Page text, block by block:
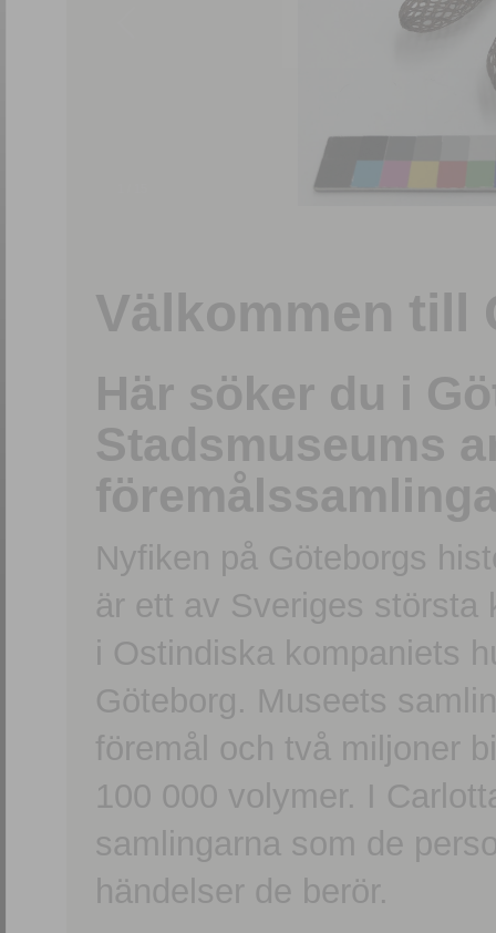
Välkommen till
Här söker du i
Stadsmuseums
Nyfiken på Göteborgs
är ett av Sveriges största
i Ostindiska kompaniets
Göteborg. Museets
föremål och två miljoner
100 000 volymer. I
samlingarna som de
händelser de berör.